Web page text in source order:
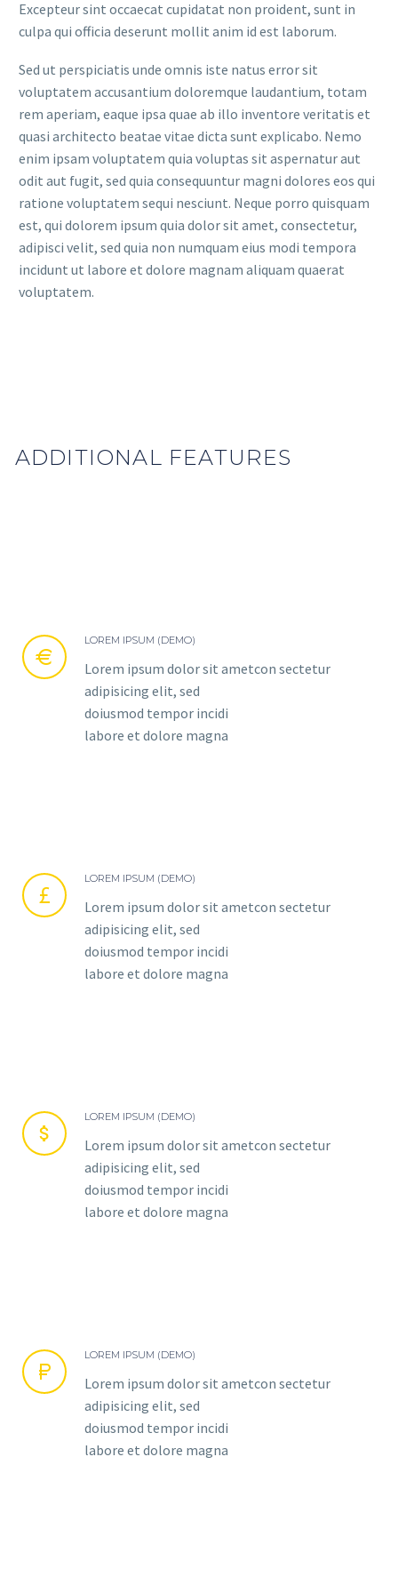
Excepteur sint occaecat cupidatat non proident, sunt in
culpa qui officia deserunt mollit anim id est laborum.
Sed ut perspiciatis unde omnis iste natus error sit
voluptatem accusantium doloremque laudantium, totam
rem aperiam, eaque ipsa quae ab illo inventore veritatis et
quasi architecto beatae vitae dicta sunt explicabo. Nemo
enim ipsam voluptatem quia voluptas sit aspernatur aut
odit aut fugit, sed quia consequuntur magni dolores eos qui
ratione voluptatem sequi nesciunt. Neque porro quisquam
est, qui dolorem ipsum quia dolor sit amet, consectetur,
adipisci velit, sed quia non numquam eius modi tempora
incidunt ut labore et dolore magnam aliquam quaerat
voluptatem.
ADDITIONAL FEATURES


LOREM IPSUM (DEMO)
Lorem ipsum dolor sit ametcon sectetur
adipisicing elit, sed
doiusmod tempor incidi
labore et dolore magna


LOREM IPSUM (DEMO)
Lorem ipsum dolor sit ametcon sectetur
adipisicing elit, sed
doiusmod tempor incidi
labore et dolore magna


LOREM IPSUM (DEMO)
Lorem ipsum dolor sit ametcon sectetur
adipisicing elit, sed
doiusmod tempor incidi
labore et dolore magna


LOREM IPSUM (DEMO)
Lorem ipsum dolor sit ametcon sectetur
adipisicing elit, sed
doiusmod tempor incidi
labore et dolore magna